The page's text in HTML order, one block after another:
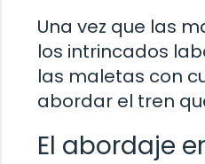
Una vez que las
los intrincados
las maletas con
abordar el tren
El abordaje